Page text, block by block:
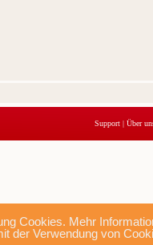
Cookies. Mehr
der Verwendung von
Support | Über